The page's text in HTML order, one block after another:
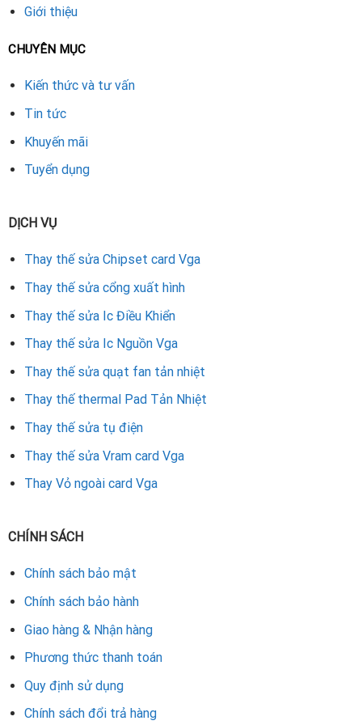
Giới thiệu
CHUYÊN MỤC
Kiến thức và tư vấn
Tin tức
Khuyến mãi
Tuyển dụng
DỊCH VỤ
Thay thế sửa Chipset card Vga
Thay thế sửa cổng xuất hình
Thay thế sửa Ic Điều Khiển
Thay thế sửa Ic Nguồn Vga
Thay thế sửa quạt fan tản nhiệt
Thay thế thermal Pad Tản Nhiệt
Thay thế sửa tụ điện
Thay thế sửa Vram card Vga
Thay Vỏ ngoài card Vga
CHÍNH SÁCH
Chính sách bảo mật
Chính sách bảo hành
Giao hàng & Nhận hàng
Phương thức thanh toán
Quy định sử dụng
Chính sách đổi trả hàng